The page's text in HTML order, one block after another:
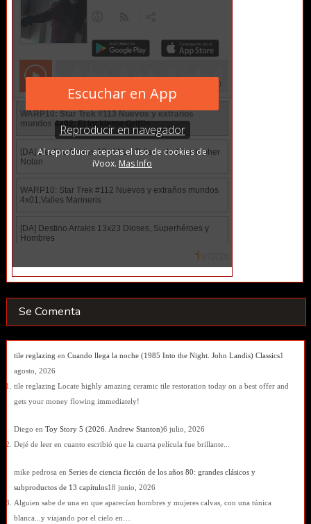
Se Comenta
tile reglazing en Cuando llega la noche (1985 Into the Night. John Landis) Classics1
agosto, 2026
tile reglazing Locate highly amazing ceramic tile restoration today on a best offer and
gets your money flowing immediately!
Diego en Toy Story 5 (2026. Andrew Stanton)6 julio, 2026
Dejé de leer en cuanto escribió que la cuarta película fue brillante...
mike pedrosa en Series de ciencia ficción de los años 80: grandes clásicos y
subproductos de 13 capítulos18 junio, 2026
Alguien sabe de una en que aparecían hombres y mujeres calvas, con una túnica
blanca...y viajando por el cielo en…